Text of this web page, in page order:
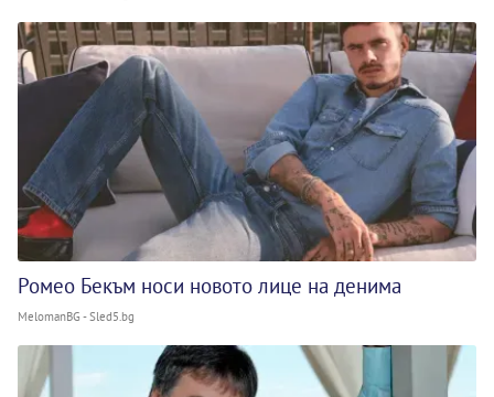
Ромео Бекъм носи новото лице на денима
MelomanBG - Sled5.bg